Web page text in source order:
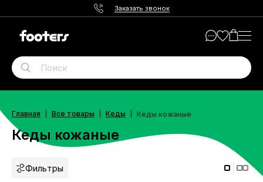
Заказать звонок
Главная Все товары Кеды Кеды кожаные
Кеды кожаные
Фильтры